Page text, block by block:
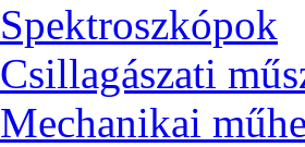
Spekt­rosz­kó­pok
Csil­la­gá­sza­ti
Me­cha­ni­kai